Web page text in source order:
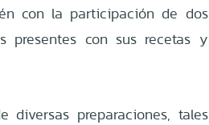
con la participación de dos
presentes con sus recetas y
diversas preparaciones, tales